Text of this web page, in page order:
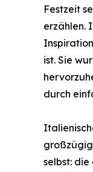
Festzeit
erzählen.
ist. Sie
durch
selbst: